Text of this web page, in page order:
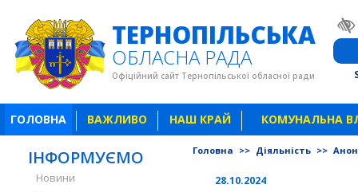
ТЕРНОПІЛЬСЬКА
ОБЛАСНА РАДА
Офіційний сайт Тернопільської обласної ради
ГОЛОВНА ВАЖЛИВО НАШ КРАЙ КОМУНАЛЬНА
ІНФОРМУЄМО
Новини
Головна >> Діяльність >>
28.10.2024